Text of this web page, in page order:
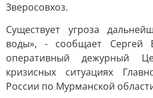
Зверосовхоз.
Существует угроза
воды», - сообщает Сергей
оперативный дежурный
кризисных ситуациях
России по Мурманской